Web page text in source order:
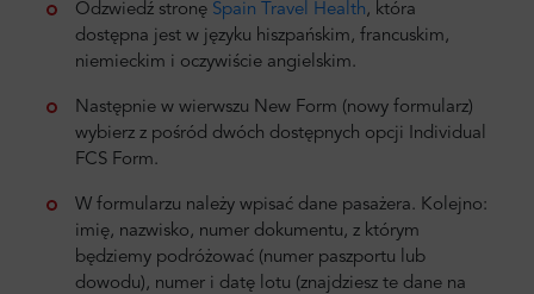
Odzwiedź stronę Spain Travel Health , która
dostępna jest w języku hiszpańskim, francuskim,
niemieckim i oczywiście angielskim.
Następnie w wierwszu New Form (nowy formularz)
wybierz z pośród dwóch dostępnych opcji Individual
FCS Form.
W formularzu należy wpisać dane pasażera. Kolejno:
imię, nazwisko, numer dokumentu, z którym
będziemy podróżować (numer paszportu lub
dowodu), numer i datę lotu (znajdziesz te dane na